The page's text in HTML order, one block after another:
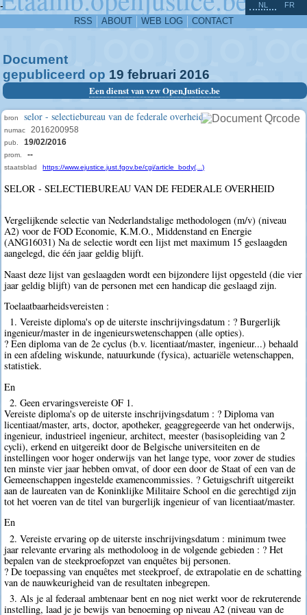
-
RSS ABOUT WEB LOG CONTACT
NL FR
Document
gepubliceerd op 19 februari 2016
Een dienst van vzw OpenJustice.be
bron selor - selectiebureau van de federale overheid
numac 2016200958
pub. 19/02/2016
prom. --
staatsblad https://www.ejustice.just.fgov.be/cgi/article_body(...)
SELOR - SELECTIEBUREAU VAN DE FEDERALE OVERHEID
Vergelijkende selectie van Nederlandstalige methodologen (m/v) (niveau
A2) voor de FOD Economie, K.M.O., Middenstand en Energie
(ANG16031) Na de selectie wordt een lijst met maximum 15 geslaagden
aangelegd, die één jaar geldig blijft.
Naast deze lijst van geslaagden wordt een bijzondere lijst opgesteld (die vier
jaar geldig blijft) van de personen met een handicap die geslaagd zijn.
Toelaatbaarheidsvereisten :
1. Vereiste diploma's op de uiterste inschrijvingsdatum : ? Burgerlijk
ingenieur/master in de ingenieurswetenschappen (alle opties).
? Een diploma van de 2e cyclus (b.v. licentiaat/master, ingenieur...) behaald
in een afdeling wiskunde, natuurkunde (fysica), actuariële wetenschappen,
statistiek.
En
2. Geen ervaringsvereiste OF 1.
Vereiste diploma's op de uiterste inschrijvingsdatum : ? Diploma van
licentiaat/master, arts, doctor, apotheker, geaggregeerde van het onderwijs,
ingenieur, industrieel ingenieur, architect, meester (basisopleiding van 2
cycli), erkend en uitgereikt door de Belgische universiteiten en de
instellingen voor hoger onderwijs van het lange type, voor zover de studies
ten minste vier jaar hebben omvat, of door een door de Staat of een van de
Gemeenschappen ingestelde examencommissies. ? Getuigschrift uitgereikt
aan de laureaten van de Koninklijke Militaire School en die gerechtigd zijn
tot het voeren van de titel van burgerlijk ingenieur of van licentiaat/master.
En
2. Vereiste ervaring op de uiterste inschrijvingsdatum : minimum twee
jaar relevante ervaring als methodoloog in de volgende gebieden : ? Het
bepalen van de steekproefopzet van enquêtes bij personen.
? De toepassing van enquêtes met steekproef, de extrapolatie en de schatting
van de nauwkeurigheid van de resultaten inbegrepen.
3. Als je al federaal ambtenaar bent en nog niet werkt voor de rekruterende
instelling, laad je je bewijs van benoeming op niveau A2 (niveau van de
^